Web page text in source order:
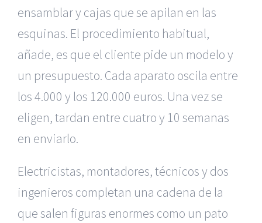
ensamblar y cajas que se apilan en las
esquinas. El procedimiento habitual,
añade, es que el cliente pide un modelo y
un presupuesto. Cada aparato oscila entre
los 4.000 y los 120.000 euros. Una vez se
eligen, tardan entre cuatro y 10 semanas
en enviarlo.
Electricistas, montadores, técnicos y dos
ingenieros completan una cadena de la
que salen figuras enormes como un pato